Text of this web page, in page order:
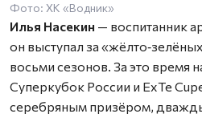
Фото: ХК «Водник»
Илья Насекин — воспитанник
он выступал за
восьми сезонов. За это время
Суперкубок России и ExTe
серебряным призёром,